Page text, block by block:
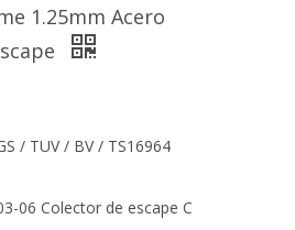
1.25mm Acero
/ TUV / BV / TS16964
06 Colector de escape C